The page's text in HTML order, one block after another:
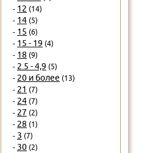
- 12 (14)
- 14 (5)
- 15 (6)
- 15 - 19 (4)
- 18 (9)
- 2.5 - 4,9 (5)
- 20 и более (13)
- 21 (7)
- 24 (7)
- 27 (2)
- 28 (1)
- 3 (7)
- 30 (2)